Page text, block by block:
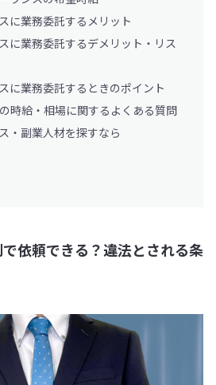
に業務委託するメリット
に業務委託するデメリット・リス
に業務委託するときのポイント
時給・相場に関するよくある質問
・副業人材を探すなら
依頼できる？違法とされる条